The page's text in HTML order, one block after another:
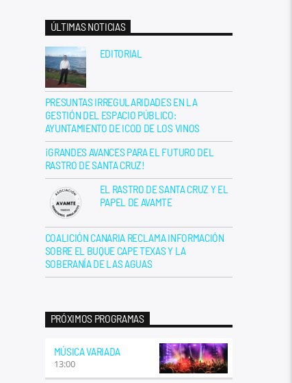
ÚLTIMAS NOTICIAS
EDITORIAL
PRESUNTAS IRREGULARIDADES EN LA
GESTIÓN DEL ESPACIO PÚBLICO:
AYUNTAMIENTO DE ICOD DE LOS VINOS
¡GRANDES AVANCES PARA EL FUTURO DEL
RASTRO DE SANTA CRUZ!
EL RASTRO DE SANTA CRUZ Y EL
PAPEL DE AVAMTE
COALICIÓN CANARIA RECLAMA INFORMACIÓN
SOBRE EL BUQUE CAPE TEXAS Y LA
SOBERANÍA DE LAS AGUAS
PRÓXIMOS PROGRAMAS
MÚSICA VARIADA
13:00